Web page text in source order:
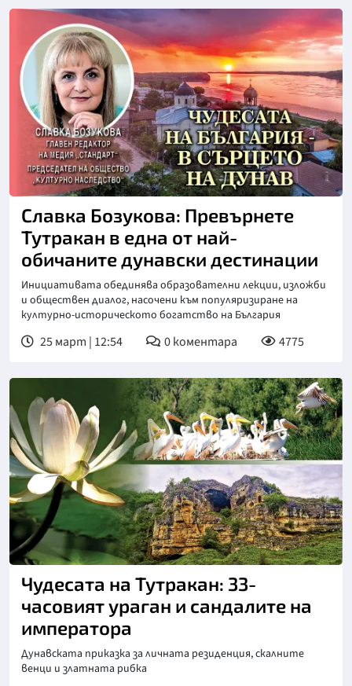
Славка Бозукова: Превърнете
Тутракан в една от най-
обичаните дунавски дестинации
Инициативата обединява образователни лекции, изложби
и обществен диалог, насочени към популяризиране на
културно-историческото богатство на България
25 март | 12:54 0коментара 4775
Чудесата на Тутракан: 33-
часовият ураган и сандалите на
императора
Дунавската приказка за личната резиденция, скалните
венци и златната рибка